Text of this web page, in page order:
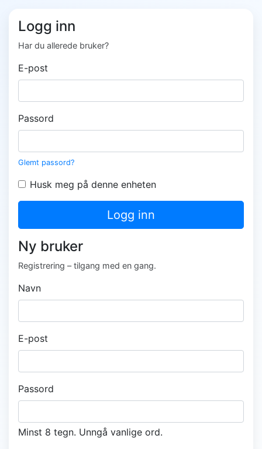
Logg inn
Har du allerede bruker?
E-post
Passord
Glemt passord?
Husk meg på denne enheten
Logg inn
Ny bruker
Registrering – tilgang med en gang.
Navn
E-post
Passord
Minst 8 tegn. Unngå vanlige ord.